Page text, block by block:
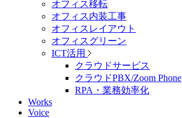
オフィス移転
オフィス内装工事
オフィスレイアウト
オフィスグリーン
ICT活用
クラウドサービス
クラウドPBX/Zoom Phone
RPA・業務効率化
Works
Voice